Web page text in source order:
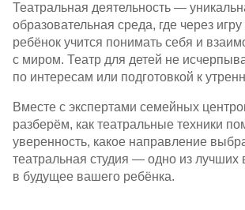
Театральная деятельность —
образовательная среда, где через игру
ребёнок учится понимать себя и
с миром. Театр для детей не
по интересам или подготовкой к
Вместе с экспертами семейных
разберём, как театральные техники
уверенность, какое направление
театральная студия — одно из лучших
в будущее вашего ребёнка.